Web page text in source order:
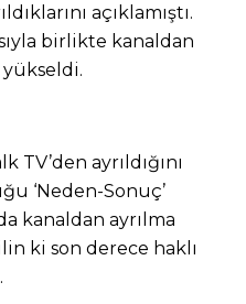
açıklamıştı.
birlikte kanaldan
yükseldi.
TV’den ayrıldığını
‘Neden-Sonuç’
kanaldan ayrılma
ki son derece haklı